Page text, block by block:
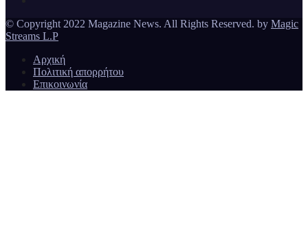
© Copyright 2022 Magazine News. All Rights Reserved. by Magic
Streams L.P
Αρχική
Πολιτική απορρήτου
Επικοινωνία